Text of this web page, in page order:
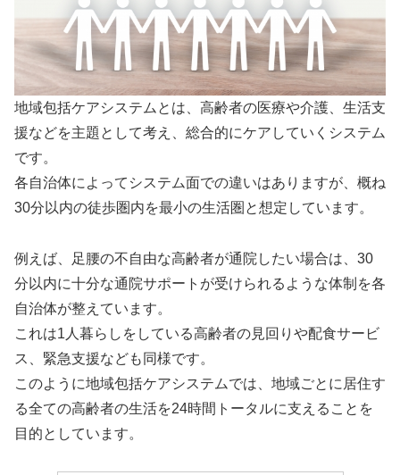
地域包括ケアシステムとは、高齢者の医療や介護、生活支
援などを主題として考え、総合的にケアしていくシステム
です。
各自治体によってシステム面での違いはありますが、概ね
30分以内の徒歩圏内を最小の生活圏と想定しています。
例えば、足腰の不自由な高齢者が通院したい場合は、30
分以内に十分な通院サポートが受けられるような体制を各
自治体が整えています。
これは1人暮らしをしている高齢者の見回りや配食サービ
ス、緊急支援なども同様です。
このように地域包括ケアシステムでは、地域ごとに居住す
る全ての高齢者の生活を24時間トータルに支えることを
目的としています。